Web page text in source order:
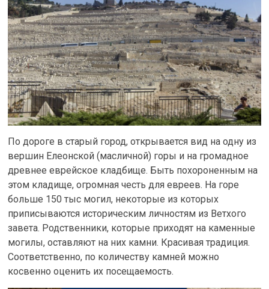
По дороге в старый город, открывается вид на одну из
вершин Елеонской (масличной) горы и на громадное
древнее еврейское кладбище. Быть похороненным на
этом кладище, огромная честь для евреев. На горе
больше 150 тыс могил, некоторые из которых
приписываются историческим личностям из Ветхого
завета. Родственники, которые приходят на каменные
могилы, оставляют на них камни. Красивая традиция.
Соответственно, по количеству камней можно
косвенно оценить их посещаемость.